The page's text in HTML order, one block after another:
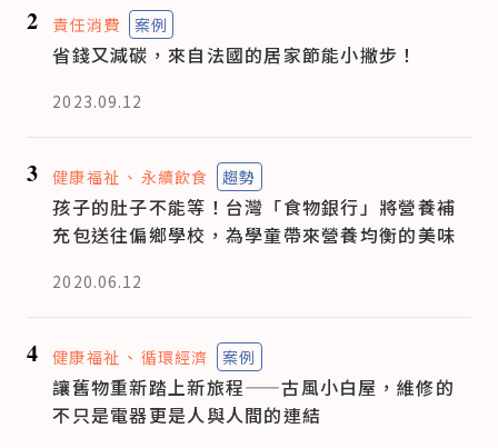
2 責任消費 案例
省錢又減碳，來自法國的居家節能小撇步！
2023.09.12
3 健康福祉 永續飲食 趨勢
孩子的肚子不能等！台灣「食物銀行」將營養補
充包送往偏鄉學校，為學童帶來營養均衡的美味
2020.06.12
4 健康福祉 循環經濟 案例
讓舊物重新踏上新旅程——古風小白屋，維修的
不只是電器更是人與人間的連結